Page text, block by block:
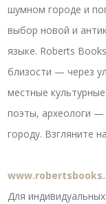
шумном городе и
выбор новой и
языке. Roberts
близости — через
местные
поэты, археологи —
городу. Взгляните
Для